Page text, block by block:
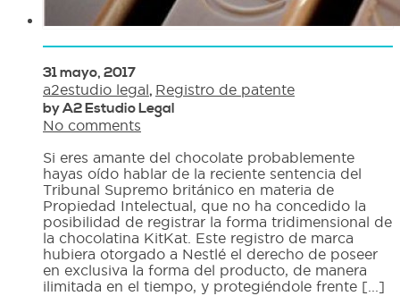
31 mayo, 2017
a2estudio legal, Registro de patente
by A2 Estudio Legal
No comments
Si eres amante del chocolate probablemente
hayas oído hablar de la reciente sentencia del
Tribunal Supremo británico en materia de
Propiedad Intelectual, que no ha concedido la
posibilidad de registrar la forma tridimensional de
la chocolatina KitKat. Este registro de marca
hubiera otorgado a Nestlé el derecho de poseer
en exclusiva la forma del producto, de manera
ilimitada en el tiempo, y protegiéndole frente [...]